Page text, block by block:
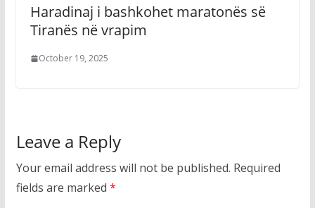
Haradinaj i bashkohet maratonës së
Tiranës në vrapim
October 19, 2025
Leave a Reply
Your email address will not be published. Required
fields are marked *